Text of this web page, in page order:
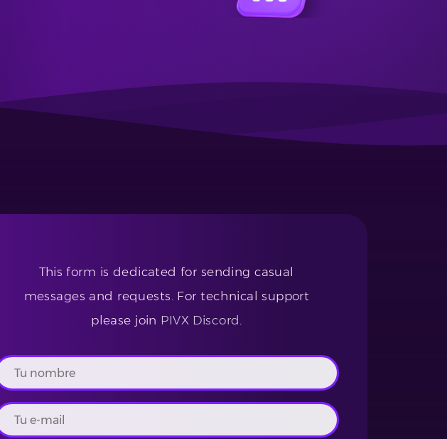
This form is dedicated for sending casual
messages and requests. For technical support
please join PIVX Discord .